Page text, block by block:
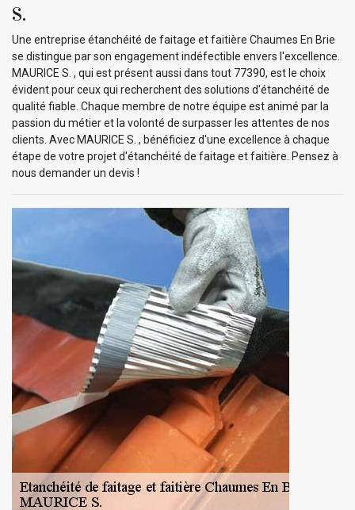
S.
Une entreprise étanchéité de faitage et faitière Chaumes En Brie
se distingue par son engagement indéfectible envers l'excellence.
MAURICE S. , qui est présent aussi dans tout 77390, est le choix
évident pour ceux qui recherchent des solutions d'étanchéité de
qualité fiable. Chaque membre de notre équipe est animé par la
passion du métier et la volonté de surpasser les attentes de nos
clients. Avec MAURICE S. , bénéficiez d'une excellence à chaque
étape de votre projet d'étanchéité de faitage et faitière. Pensez à
nous demander un devis !